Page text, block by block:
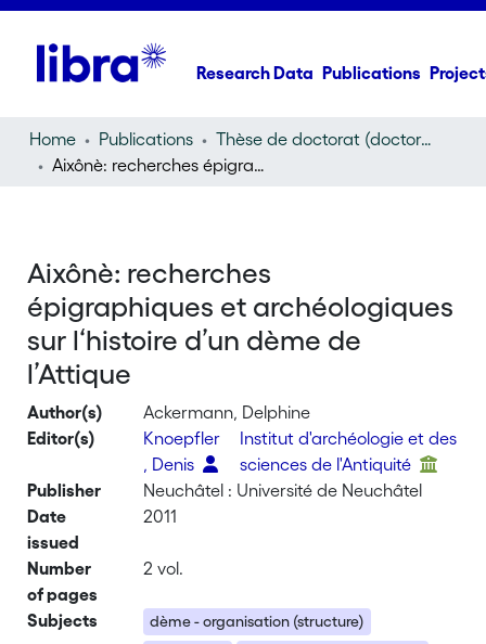
Research Data Publications
Home Publications
Thèse de doctorat (doctoral thesis)
Aixônè: recherches épigraphiques et archéologiques sur l‘histoire d’un dème de l’Attique
Aixônè: recherches
épigraphiques et archéologiques
sur l‘histoire d’un dème de
l’Attique
Author(s)
Ackermann, Delphine
Editor(s)
Knoepfler
, Denis
Institut d'archéologie et des
sciences de l'Antiquité
Publisher
Neuchâtel : Université de Neuchâtel
Date
issued
2011
Number
of pages
2 vol.
Subjects
dème - organisation (structure)